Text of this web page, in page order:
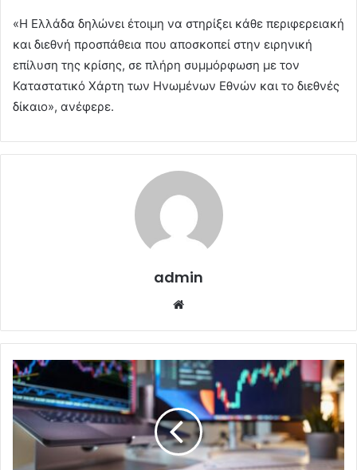
«Η Ελλάδα δηλώνει έτοιμη να στηρίξει κάθε περιφερειακή
και διεθνή προσπάθεια που αποσκοπεί στην ειρηνική
επίλυση της κρίσης, σε πλήρη συμμόρφωση με τον
Καταστατικό Χάρτη των Ηνωμένων Εθνών και το διεθνές
δίκαιο», ανέφερε.
admin